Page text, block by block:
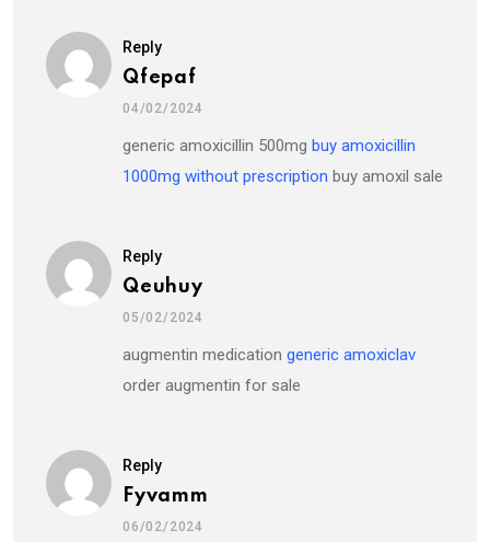
Reply
Qfepaf
04/02/2024
generic amoxicillin 500mg buy amoxicillin
1000mg without prescription buy amoxil sale
Reply
Qeuhuy
05/02/2024
augmentin medication generic amoxiclav
order augmentin for sale
Reply
Fyvamm
06/02/2024